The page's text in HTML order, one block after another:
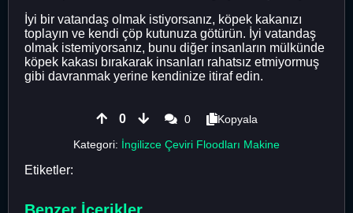
İyi bir vatandaş olmak istiyorsanız, köpek kakanızı
toplayın ve kendi çöp kutunuza götürün. İyi vatandaş
olmak istemiyorsanız, bunu diğer insanların mülkünde
köpek kakası bırakarak insanları rahatsız etmiyormuş
gibi davranmak yerine kendinize itiraf edin.
0 0
Kopyala
Kategori: İngilizce Çeviri Floodları Makine
Etiketler: